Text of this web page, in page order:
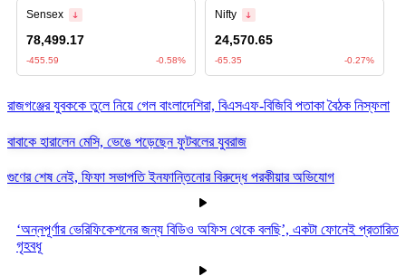
রাজগঞ্জের যুবককে তুলে নিয়ে গেল বাংলাদেশিরা, বিএসএফ-বিজিবি পতাকা বৈঠক নিস্ফলা
বাবাকে হারালেন মেসি, ভেঙে পড়েছেন ফুটবলের যুবরাজ
গুণের শেষ নেই, ফিফা সভাপতি ইনফান্তিনোর বিরুদ্ধে পরকীয়ার অভিযোগ
‘অন্নপূর্ণার ভেরিফিকেশনের জন্য বিডিও অফিস থেকে বলছি’, একটা ফোনেই প্রতারিত
গৃহবধূ